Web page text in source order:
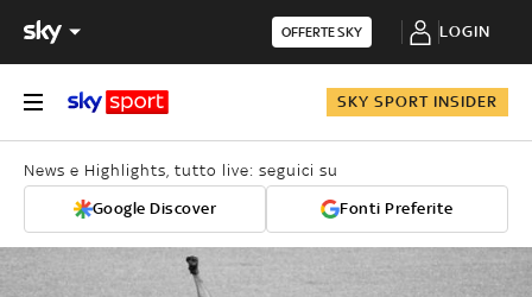
OFFERTE SKY LOGIN
SKY SPORT INSIDER
News e Highlights, tutto live: seguici su
Google Discover Fonti Preferite